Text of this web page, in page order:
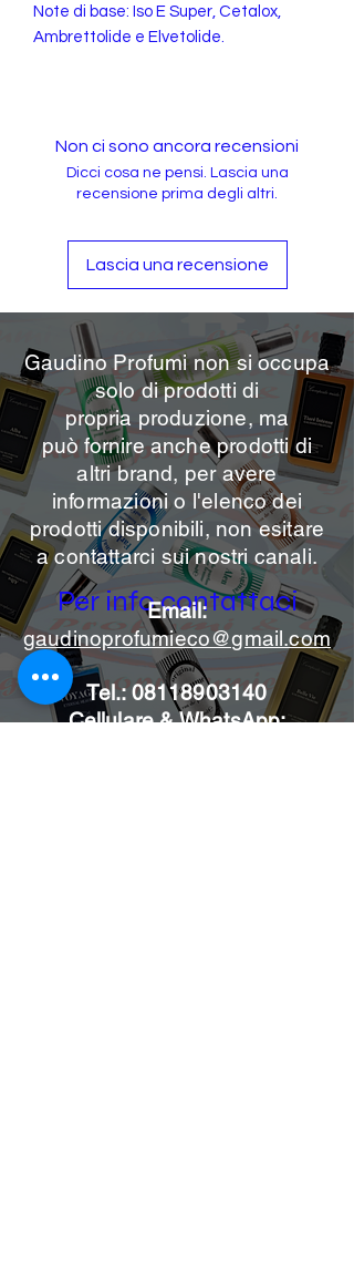
Note di base: Iso E Super, Cetalox,
Ambrettolide e Elvetolide.
Non ci sono ancora recensioni
Dicci cosa ne pensi. Lascia una
recensione prima degli altri.
Lascia una recensione
Per info contattaci
Gaudino Profumi non si occupa
solo di prodotti di
propria produzione, ma
può fornire anche prodotti di
altri brand, per avere
informazioni o l'elenco dei
prodotti disponibili, non esitare
a contattarci sui nostri canali.
Email:
gaudinoprofumieco@gmail.com
Tel.: 08118903140
Cellulare & WhatsApp: